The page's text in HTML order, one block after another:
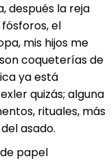
después la reja
el
mis hijos me
coqueterías de
ya está
quizás; alguna
rituales, más
asado.
papel